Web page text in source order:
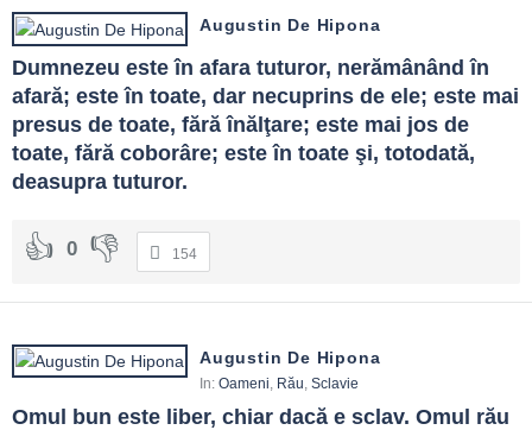
Augustin De Hipona
Dumnezeu este în afara tuturor, nerămânând în
afară; este în toate, dar necuprins de ele; este mai
presus de toate, fără înălţare; este mai jos de
toate, fără coborâre; este în toate şi, totodată,
deasupra tuturor.
0 154
Augustin De Hipona
In: Oameni Rău Sclavie
Omul bun este liber, chiar dacă e sclav. Omul rău